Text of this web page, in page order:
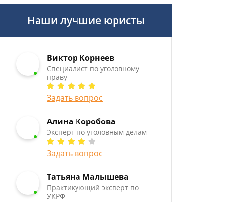
Наши лучшие юристы
Виктор Корнеев
Cпециалист по уголовному
праву
Задать вопрос
Алина Коробова
Эксперт по уголовным делам
Задать вопрос
Татьяна Малышева
Практикующий эксперт по
УКРФ